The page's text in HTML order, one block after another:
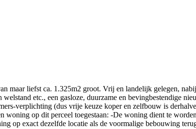
liefst ca. 1.325m2 groot. Vrij en landelijk gelegen, nabij
etc., een gasloze, duurzame en bevingbestendige
verplichting (dus vrije keuze koper en zelfbouw is
op dit perceel toegestaan: -De woning dient te
op exact dezelfde locatie als de voormalige bebouwing